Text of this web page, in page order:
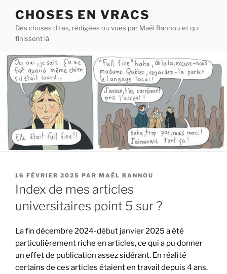
contenu
principal
CHOSES EN VRACS
Des choses dites, rédigées ou vues par Maël Rannou et qui
finissent là
PUBLIÉ
LE
16 FÉVRIER 2025 PAR MAËL RANNOU
Index de mes articles
universitaires point 5 sur ?
La fin décembre 2024-début janvier 2025 a été
particulièrement riche en articles, ce qui a pu donner
un effet de publication assez sidérant. En réalité
certains de ces articles étaient en travail depuis 4 ans,